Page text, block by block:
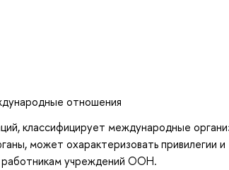
отношения
классифицирует международные
может охарактеризовать привилегии и
работникам учреждений ООН.